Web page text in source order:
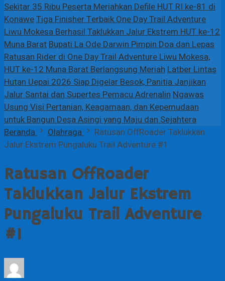
Sekitar 35 Ribu Peserta Meriahkan Defile HUT RI ke-81 di
KonaweTiga Finisher Terbaik One Day Trail Adventure
Liwu Mokesa Berhasil Taklukkan Jalur Ekstrem HUT ke-12
Muna BaratBupati La Ode Darwin Pimpin Doa dan Lepas
Ratusan Rider di One Day Trail Adventure Liwu Mokesa,
HUT ke-12 Muna Barat Berlangsung MeriahLatber Lintas
Hutan Uepai 2026 Siap Digelar Besok, Panitia Janjikan
Jalur Santai dan Supertes Pemacu AdrenalinNgawas
Usung Visi Pertanian, Keagamaan, dan Kepemudaan
untuk Bangun Desa Asingi yang Maju dan Sejahtera
Beranda
Olahraga
Ratusan OffRoader Taklukkan
Jalur Ekstrem Pungaluku Trail Adventure #1
Ratusan OffRoader
Taklukkan Jalur Ekstrem
Pungaluku Trail Adventure
#1